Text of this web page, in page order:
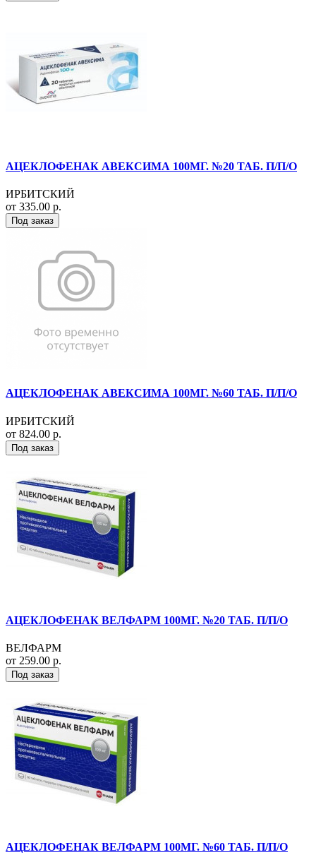
АЦЕКЛОФЕНАК АВЕКСИМА 100МГ. №20 ТАБ. П/П/О
ИРБИТСКИЙ
от 335.00 р.
Под заказ
АЦЕКЛОФЕНАК АВЕКСИМА 100МГ. №60 ТАБ. П/П/О
ИРБИТСКИЙ
от 824.00 р.
Под заказ
АЦЕКЛОФЕНАК ВЕЛФАРМ 100МГ. №20 ТАБ. П/П/О
ВЕЛФАРМ
от 259.00 р.
Под заказ
АЦЕКЛОФЕНАК ВЕЛФАРМ 100МГ. №60 ТАБ. П/П/О